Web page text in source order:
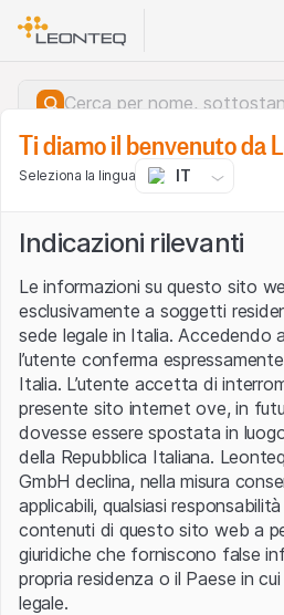
Errore del
Ti diamo il benvenuto da
Seleziona la lingua IT
Indicazioni rilevanti
Le informazioni su questo sito
esclusivamente a soggetti
sede legale in Italia. Accedendo
l’utente conferma
Italia. L’utente accetta di
presente sito internet ove, in
dovesse essere spostata in
della Repubblica Italiana.
GmbH declina, nella misura
applicabili, qualsiasi
contenuti di questo sito web a
giuridiche che forniscono false
propria residenza o il Paese in
legale.